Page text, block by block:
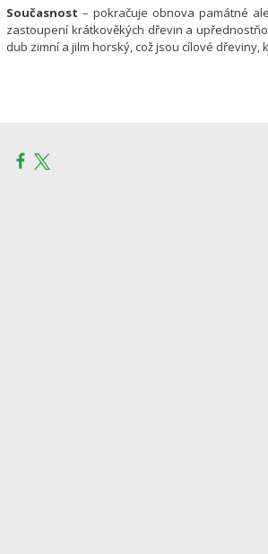
Současnost– pokračuje obnova památné
zastoupení krátkověkých dřevin a
dub zimní a jilm horský, což jsou cílové